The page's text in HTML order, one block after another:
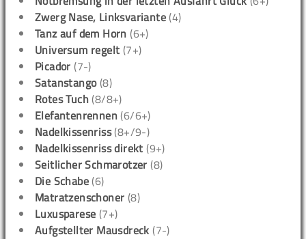
Zwerg Nase, Linksvariante (4)
Tanz auf dem Horn (6+)
Universum regelt (7+)
Picador (7-)
Satanstango(8)
Rotes Tuch (8/8+)
Elefantenrennen (6/6+)
Nadelkissenriss(8+/9-)
Nadelkissenriss direkt (9+)
Seitlicher Schmarotzer (8)
Die Schabe (6)
Matratzenschoner (8)
Luxusparese (7+)
Aufgstellter Mausdreck (7-)